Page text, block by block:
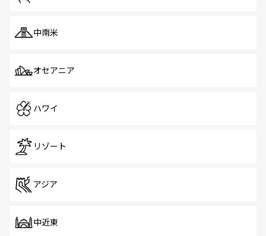
中南米
オセアニア
ハワイ
リゾート
アジア
中近東